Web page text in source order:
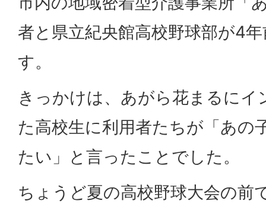
者と県立紀央館高校野球部が4
す。
きっかけは、あがら花まるにイ
た高校生に利用者たちが「あの
たい」と言ったことでした。
ちょうど夏の高校野球大会の前